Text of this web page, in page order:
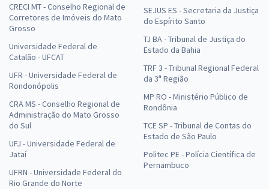
CRECI MT - Conselho Regional de
Corretores de Imóveis do Mato
Grosso
Universidade Federal de
Catalão - UFCAT
UFR - Universidade Federal de
Rondonópolis
CRA MS - Conselho Regional de
Administração do Mato Grosso
do Sul
UFJ - Universidade Federal de
Jataí
UFRN - Universidade Federal do
Rio Grande do Norte
SEJUS ES - Secretaria da Justiça
do Espírito Santo
TJ BA - Tribunal de Justiça do
Estado da Bahia
TRF 3 - Tribunal Regional Federal
da 3ª Região
MP RO - Ministério Público de
Rondônia
TCE SP - Tribunal de Contas do
Estado de São Paulo
Politec PE - Polícia Científica de
Pernambuco